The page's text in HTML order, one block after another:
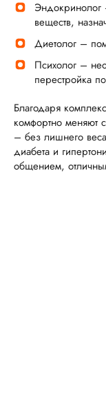
Эндокринолог
веществ,
Диетолог –
Психолог –
перестройка
Благодаря
комфортно меняют
– без лишнего
диабета и
общением,